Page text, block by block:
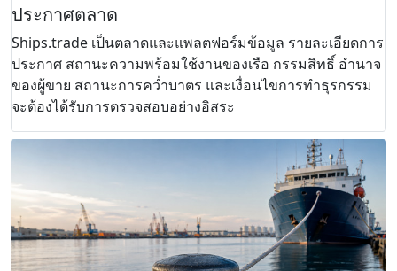
ประกาศตลาด
Ships.trade เป็นตลาดและแพลตฟอร์มข้อมูล รายละเอียดการ
ประกาศ สถานะความพร้อมใช้งานของเรือ กรรมสิทธิ์ อำนาจ
ของผู้ขาย สถานะการคว่ำบาตร และเงื่อนไขการทำธุรกรรม
จะต้องได้รับการตรวจสอบอย่างอิสระ